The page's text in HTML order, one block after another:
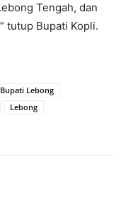
Tengah, dan
tutup Bupati Kopli.
Bupati Lebong
Lebong